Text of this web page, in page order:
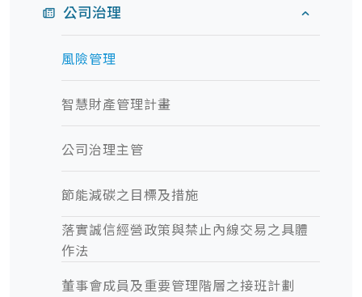
公司治理
風險管理
智慧財產管理計畫
公司治理主管
節能減碳之目標及措施
落實誠信經營政策與禁止內線交易之具體
作法
董事會成員及重要管理階層之接班計劃